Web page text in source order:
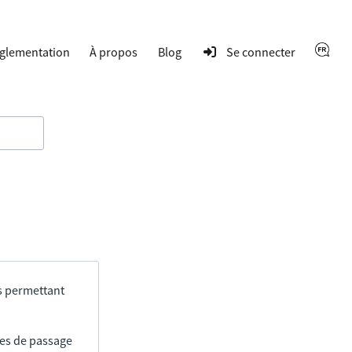
À propos Blog Se connecter
permettant
de passage